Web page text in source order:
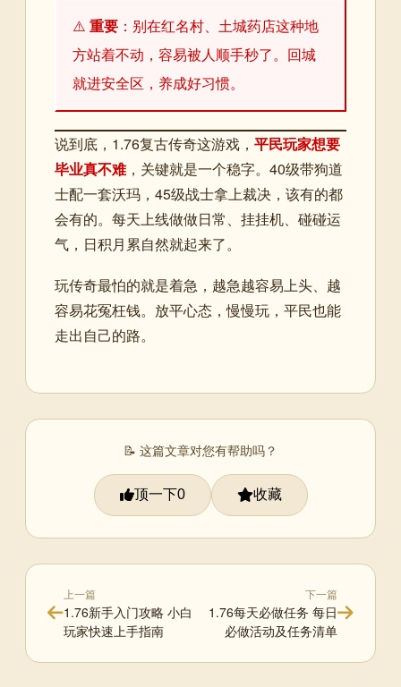
⚠️ 重要 ：别在红名村、土城药店这种地
方站着不动，容易被人顺手秒了。回城
就进安全区，养成好习惯。
说到底，1.76复古传奇这游戏， 平民玩家想要
毕业真不难，关键就是一个稳字。40级带狗道
士配一套沃玛，45级战士拿上裁决，该有的都
会有的。每天上线做做日常、挂挂机、碰碰运
气，日积月累自然就起来了。
玩传奇最怕的就是着急，越急越容易上头、越
容易花冤枉钱。放平心态，慢慢玩，平民也能
走出自己的路。
📝 这篇文章对您有帮助吗？
顶一下0 收藏
上一篇
1.76新手入门攻略 小白
玩家快速上手指南
下一篇
1.76每天必做任务 每日
必做活动及任务清单